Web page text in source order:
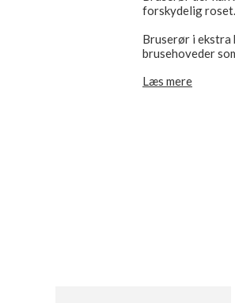
forskydelig roset.
Bruserør i
brusehoveder
Nyt varenummer:
Læs mere